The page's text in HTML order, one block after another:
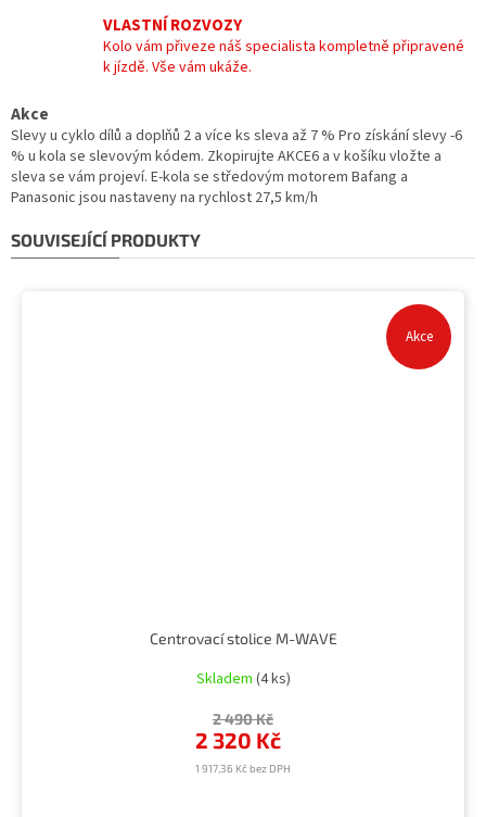
VLASTNÍ ROZVOZY
Kolo vám přiveze náš specialista kompletně připravené
k jízdě. Vše vám ukáže.
Akce
Slevy u cyklo dílů a doplňů 2 a více ks sleva až 7 % Pro získání slevy -6
% u kola se slevovým kódem. Zkopirujte AKCE6 a v košíku vložte a
sleva se vám projeví. E-kola se středovým motorem Bafang a
Panasonic jsou nastaveny na rychlost 27,5 km/h
SOUVISEJÍCÍ PRODUKTY
Akce
Centrovací stolice M-WAVE
Skladem (4 ks)
1 917,36 Kč bez DPH
2 320 Kč
2 490 Kč